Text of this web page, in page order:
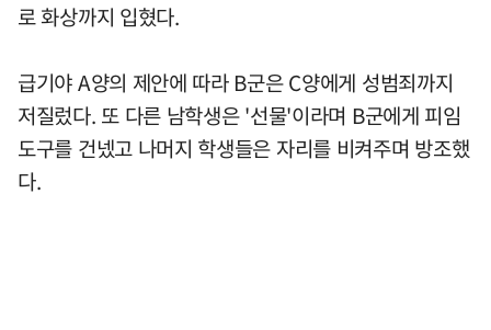
로 화상까지 입혔다.
급기야 A양의 제안에 따라 B군은 C양에게 성범죄까지
저질렀다. 또 다른 남학생은 '선물'이라며 B군에게 피임
도구를 건넸고 나머지 학생들은 자리를 비켜주며 방조했
다.